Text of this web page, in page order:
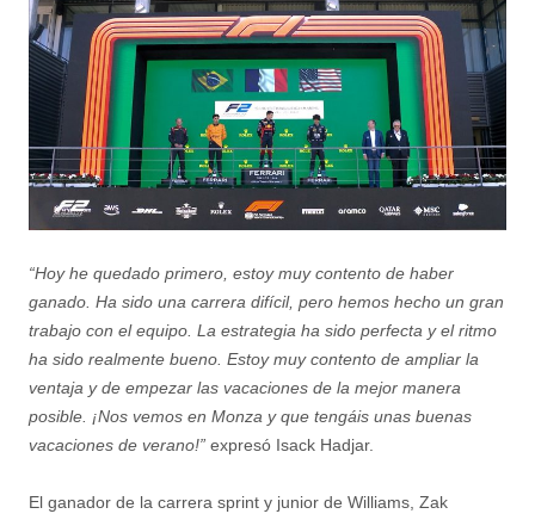
“Hoy he quedado primero, estoy muy contento de haber
ganado. Ha sido una carrera difícil, pero hemos hecho un gran
trabajo con el equipo. La estrategia ha sido perfecta y el ritmo
ha sido realmente bueno. Estoy muy contento de ampliar la
ventaja y de empezar las vacaciones de la mejor manera
posible. ¡Nos vemos en Monza y que tengáis unas buenas
vacaciones de verano!” expresó Isack Hadjar.
El ganador de la carrera sprint y junior de Williams, Zak